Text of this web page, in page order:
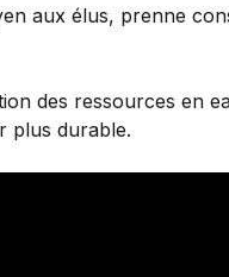
aux élus, prenne
des ressources en
plus durable.